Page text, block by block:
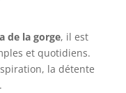
de la gorge, il est
et quotidiens.
la détente